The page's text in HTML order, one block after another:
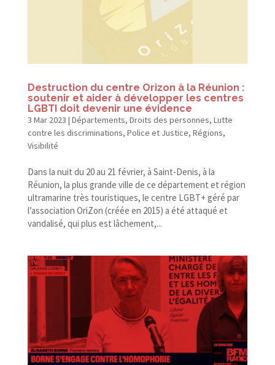
Destruction du centre Orizon à la Réunion :
soutenir et aider à développer les centres
LGBTI doit devenir une évidence
3 Mar 2023 | Départements, Droits des personnes, Lutte
contre les discriminations, Police et Justice, Régions,
Visibilité
Dans la nuit du 20 au 21 février, à Saint-​Denis, à la
Réunion, la plus grande ville de ce département et région
ultramarine très touristiques, le centre LGBT+ géré par
l’association OriZon (créée en 2015) a été attaqué et
vandalisé, qui plus est lâchement,...